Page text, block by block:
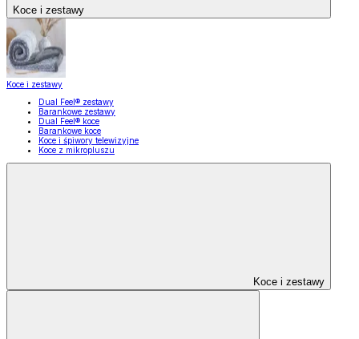
Koce i zestawy
Koce i zestawy
Dual Feel® zestawy
Barankowe zestawy
Dual Feel® koce
Barankowe koce
Koce i śpiwory telewizyjne
Koce z mikropluszu
Koce i zestawy